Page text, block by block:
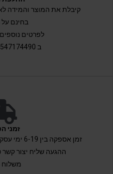
קיבלת את המוצר והמידה
בחינם על
לפרטים
ב 0547174490 WhatsApp
זמני
זמן אספקה
ההגעה שליח יצור קשר
משלוח